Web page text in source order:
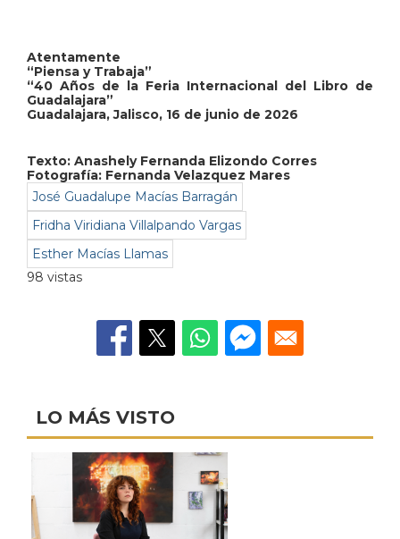
Atentamente
“Piensa y Trabaja”
“40 Años de la Feria Internacional del Libro de
Guadalajara”
Guadalajara, Jalisco, 16 de junio de 2026
Texto: Anashely Fernanda Elizondo Corres
Fotografía: Fernanda Velazquez Mares
José Guadalupe Macías Barragán
Fridha Viridiana Villalpando Vargas
Esther Macías Llamas
98 vistas
LO MÁS VISTO